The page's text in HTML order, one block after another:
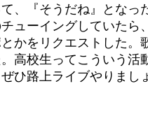
、『そうだね』となっ
ーイングしていたら
をリクエストした。
高校生ってこういう活
路上ライブやりまし